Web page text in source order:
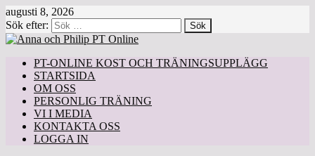
augusti 8, 2026
Sök efter:
PT-ONLINE KOST OCH TRÄNINGSUPPLÄGG
STARTSIDA
OM OSS
PERSONLIG TRÄNING
VI I MEDIA
KONTAKTA OSS
LOGGA IN